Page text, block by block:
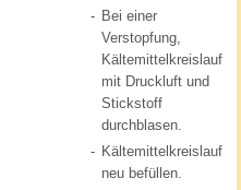
- Bei einer
Verstopfung,
Kältemittelkreislauf
mit Druckluft und
Stickstoff
durchblasen.
- Kältemittelkreislauf
neu befüllen.